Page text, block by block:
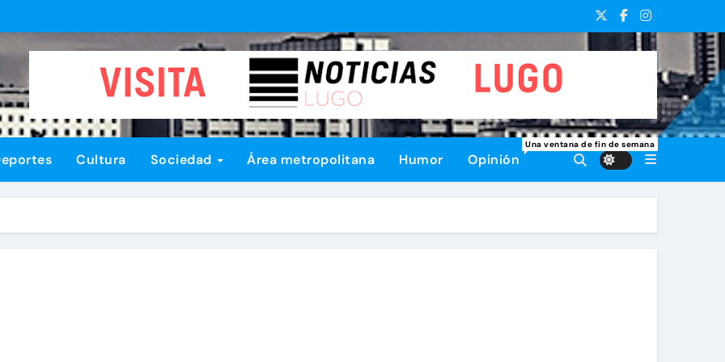
Cultura Sociedad Área metropolitana Humor Opinión
Una ventana de fin de semana